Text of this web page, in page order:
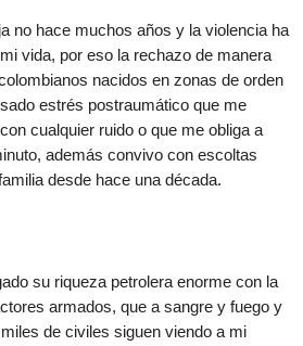
no hace muchos años y la violencia ha
vida, por eso la rechazo de manera
nacidos en zonas de orden
estrés postraumático que me
cualquier ruido o que me obliga a
además convivo con escoltas
desde hace una década.
su riqueza petrolera enorme con la
armados, que a sangre y fuego y
de civiles siguen viendo a mi